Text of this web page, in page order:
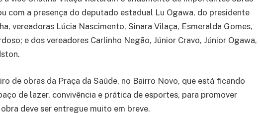
com a presença do deputado estadual Lu Ogawa, do presidente
vereadoras Lúcia Nascimento, Sinara Vilaça, Esmeralda Gomes,
e dos vereadores Carlinho Negão, Júnior Cravo, Júnior Ogawa,
de obras da Praça da Saúde, no Bairro Novo, que está ficando
de lazer, convivência e prática de esportes, para promover
deve ser entregue muito em breve.